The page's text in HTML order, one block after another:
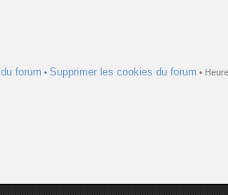
du forum • Supprimer les cookies du forum •